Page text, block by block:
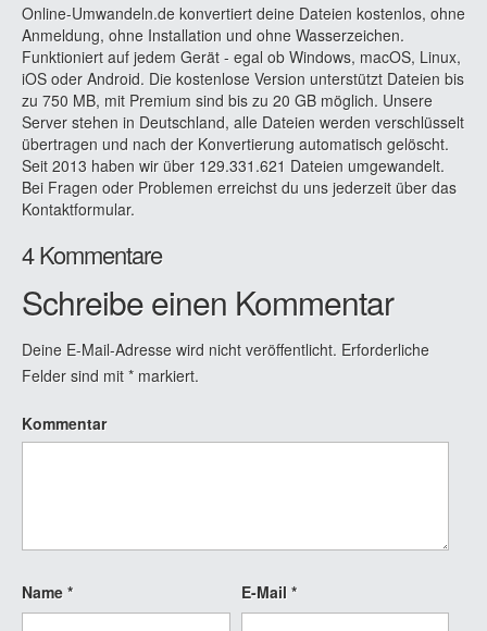
Online-Umwandeln.de konvertiert deine Dateien kostenlos, ohne
Anmeldung, ohne Installation und ohne Wasserzeichen.
Funktioniert auf jedem Gerät - egal ob Windows, macOS, Linux,
iOS oder Android. Die kostenlose Version unterstützt Dateien bis
zu 750 MB, mit Premium sind bis zu 20 GB möglich. Unsere
Server stehen in Deutschland, alle Dateien werden verschlüsselt
übertragen und nach der Konvertierung automatisch gelöscht.
Seit 2013 haben wir über 129.331.621 Dateien umgewandelt.
Bei Fragen oder Problemen erreichst du uns jederzeit über das
Kontaktformular.
4 Kommentare
Schreibe einen Kommentar
Deine E-Mail-Adresse wird nicht veröffentlicht. Erforderliche
Felder sind mit * markiert.
Kommentar
Name * E-Mail *